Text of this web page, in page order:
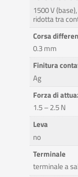
1500 V
ridotta tra
Corsa
0.3 mm
Finitura
Ag
Forza di
1.5 – 2.5 N
Leva
no
Terminale
terminale a